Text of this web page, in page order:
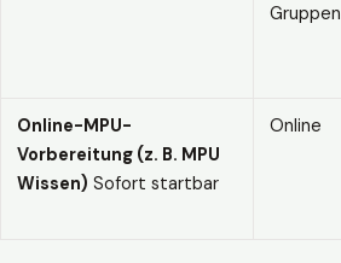
Gruppen
Online-MPU-
Vorbereitung (z. B. MPU
Wissen) Sofort startbar
Online